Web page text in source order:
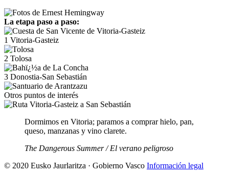
La etapa paso a paso:
1 Vitoria-Gasteiz
2 Tolosa
3 Donostia-San Sebastián
Otros puntos de interés
Dormimos en Vitoria; paramos a comprar hielo, pan,
queso, manzanas y vino clarete.
The Dangerous Summer / El verano peligroso
© 2020 Eusko Jaurlaritza · Gobierno Vasco Información legal